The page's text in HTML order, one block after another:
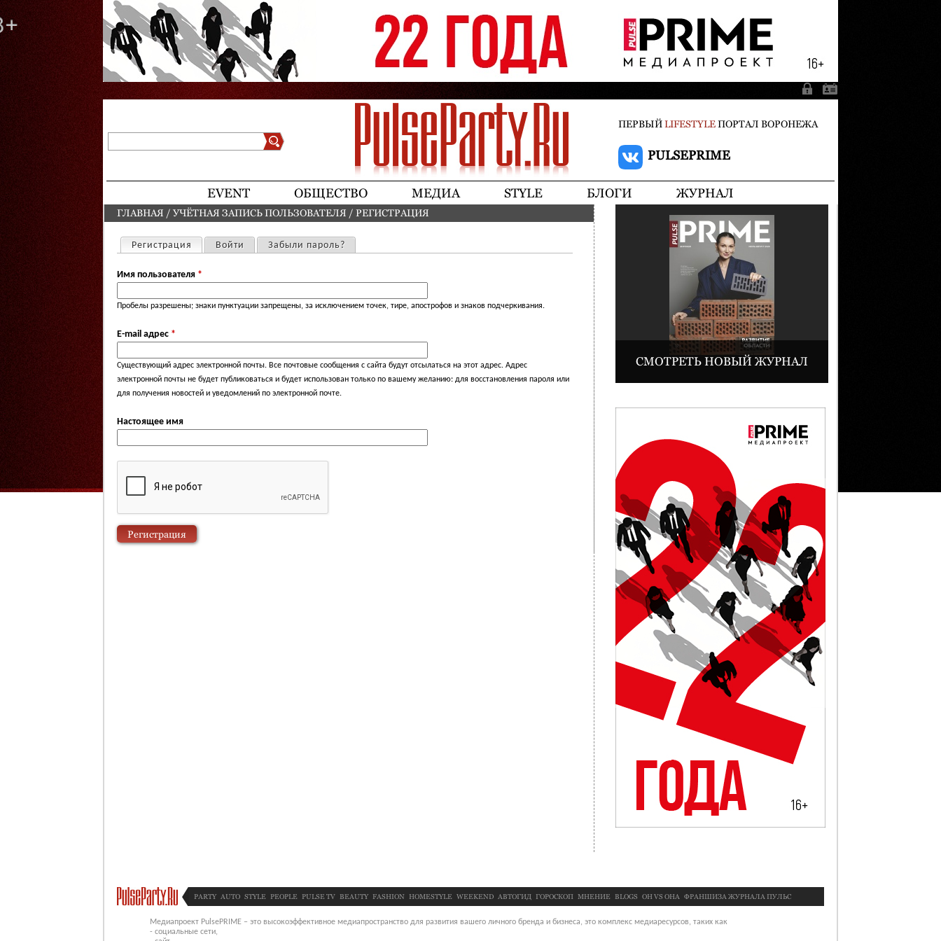
ПЕРВЫЙLIFESTYLEПОРТАЛ ВОРОНЕЖА
PULSEPRIME
EVENT ОБЩЕСТВО МЕДИА STYLE БЛОГИ ЖУРНАЛ
ВЫ ЗДЕСЬ
ГЛАВНАЯ / УЧЁТНАЯ ЗАПИСЬ ПОЛЬЗОВАТЕЛЯ / РЕГИСТРАЦИЯ
Главные вкладки
Регистрация (активная вкладка)
Войти Забыли пароль?
Имя пользователя *
Пробелы разрешены; знаки пунктуации запрещены, за исключением точек, тире, апострофов и знаков подчеркивания.
E-mail адрес *
Существующий адрес электронной почты. Все почтовые сообщения с сайта будут отсылаться на этот адрес. Адрес
электронной почты не будет публиковаться и будет использован только по вашему желанию: для восстановления пароля или
для получения новостей и уведомлений по электронной почте.
Настоящее имя
СМОТРЕТЬ НОВЫЙ ЖУРНАЛ
PARTY AUTO STYLE PEOPLE PULSE TV BEAUTY FASHION HOMESTYLE WEEKEND АВТОГИД ГОРОСКОП МНЕНИЕ BLOGS OН VS ОНА ФРАНШИЗА ЖУРНАЛА ПУЛЬС
Медиапроект PulsePRIME – это высокоэффективное медиапространство для развития вашего личного бренда и бизнеса, это комплекс медиаресурсов, таких как
- социальные сети,